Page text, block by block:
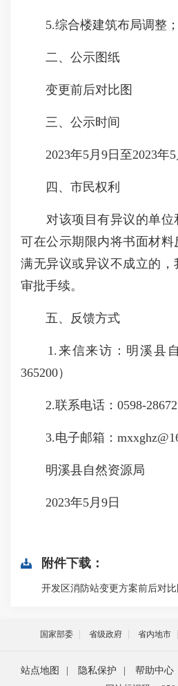
5.综合楼建筑布局调整；
二、公示图纸
变更前后对比图
三、公示时间
2023年5月9日至2023年5
四、市民权利
对该项目有异议的单位
可在公示期限内将书面材料
满无异议或异议不成立的
审批手续。
五、反馈方式
1.来信来访：明溪县自
365200）
2.联系电话：0598-
3.电子邮箱：
明溪县自然资源局
2023年5月9日
附件下载：
开发区消防站变更方案前后对
国家部委 省级政府 省内地市
站点地图 隐私保护 帮助中心